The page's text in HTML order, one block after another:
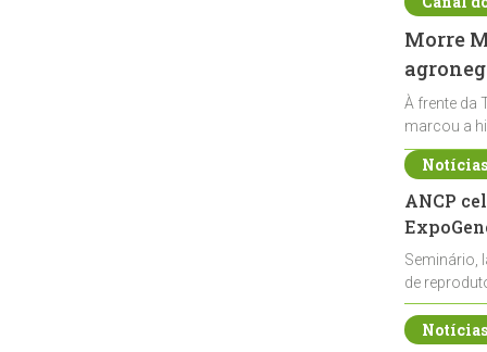
Morre
À frente da
marcou a
ANCP
Seminário,
de
durante a